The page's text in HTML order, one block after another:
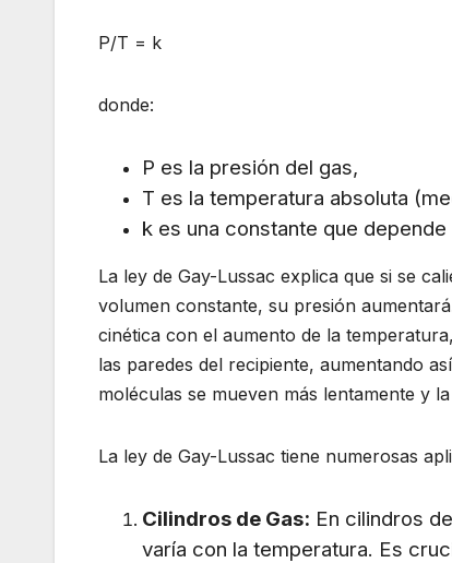
P/T = k
donde:
P es la presión del gas,
T es la temperatura absoluta
k es una constante que
La ley de Gay-Lussac explica que si se
volumen constante, su presión
cinética con el aumento de la
las paredes del recipiente, aumentando
moléculas se mueven más lentamente y
La ley de Gay-Lussac tiene numerosas
Cilindros de Gas: En cilindros
varía con la temperatura. Es